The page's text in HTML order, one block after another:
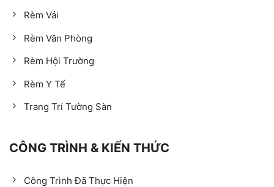
Rèm Vải
Rèm Văn Phòng
Rèm Hội Trường
Rèm Y Tế
Trang Trí Tường Sàn
CÔNG TRÌNH & KIẾN THỨC
Công Trình Đã Thực Hiện